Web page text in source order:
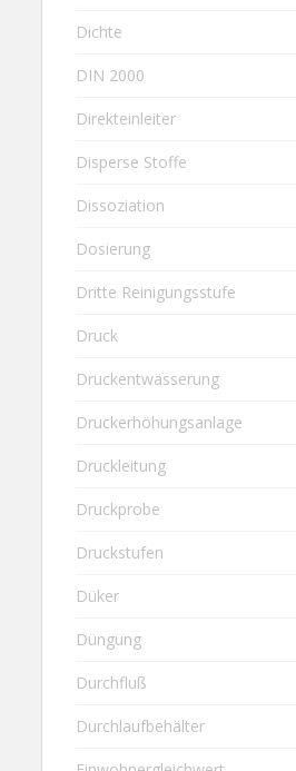
Dichte
DIN 2000
Direkteinleiter
Disperse Stoffe
Dissoziation
Dosierung
Dritte Reinigungsstufe
Druck
Druckentwässerung
Druckerhöhungsanlage
Druckleitung
Druckprobe
Druckstufen
Düker
Düngung
Durchfluß
Durchlaufbehälter